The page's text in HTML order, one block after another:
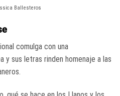
Ballesteros
comulga con una
y sus letras rinden homenaje a las